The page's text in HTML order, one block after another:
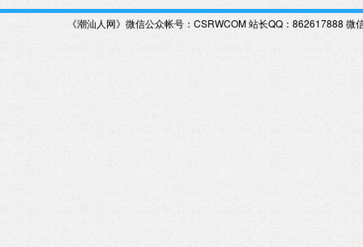
《潮汕人网》微信公众帐号：CSRWCOM站长QQ：862617888 微